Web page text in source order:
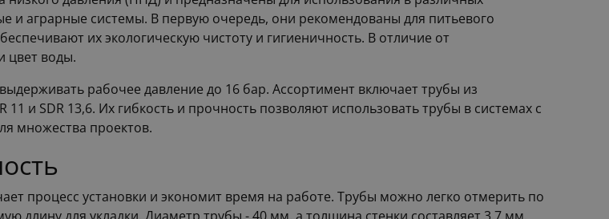
аграрные системы. В первую очередь, они рекомендованы для питьевого
их экологическую чистоту и гигиеничность. В отличие от
цвет воды.
рабочее давление до 16 бар. Ассортимент включает трубы из
и SDR 13,6. Их гибкость и прочность позволяют использовать трубы в системах с
множества проектов.
процесс установки и экономит время на работе. Трубы можно легко отмерить по